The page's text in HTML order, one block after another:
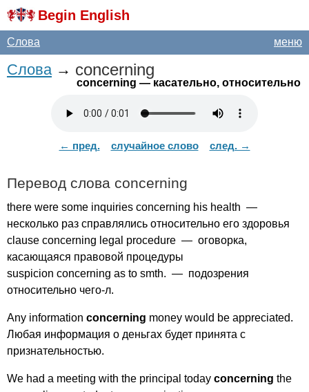
Begin English
меню
Слова
Слова→ concerning
concerning — касательно, относительно
← пред. случайное слово след. →
Перевод слова concerning
there were some inquiries concerning his health —
несколько раз справлялись относительно его здоровья
clause concerning legal procedure — оговорка,
касающаяся правовой процедуры
suspicion concerning as to smth. — подозрения
относительно чего-л.
Any information concerning money would be appreciated.
Любая информация о деньгах будет принята с
признательностью.
We had a meeting with the principal today concerning the